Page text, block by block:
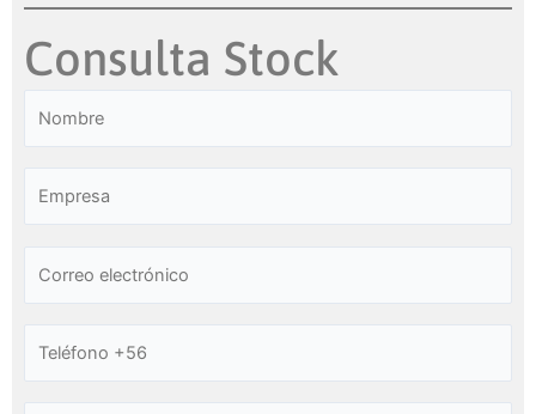
Consulta Stock